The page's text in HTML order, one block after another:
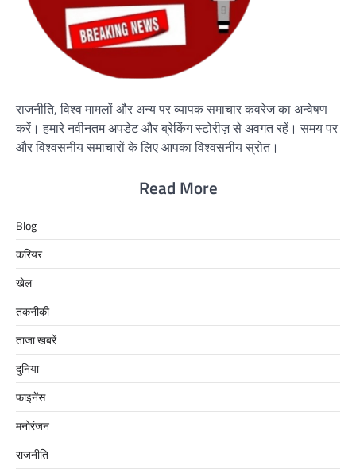
राजनीति, विश्व मामलों और अन्य पर व्यापक समाचार कवरेज का अन्वेषण
करें। हमारे नवीनतम अपडेट और ब्रेकिंग स्टोरीज़ से अवगत रहें। समय पर
और विश्वसनीय समाचारों के लिए आपका विश्वसनीय स्रोत।
Read More
Blog
करियर
खेल
तकनीकी
ताजा खबरें
दुनिया
फाइनेंस
मनोरंजन
राजनीति